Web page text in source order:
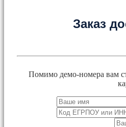
Заказ
Помимо демо-номера вам